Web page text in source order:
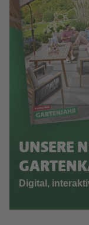
UNSERE
Digital,